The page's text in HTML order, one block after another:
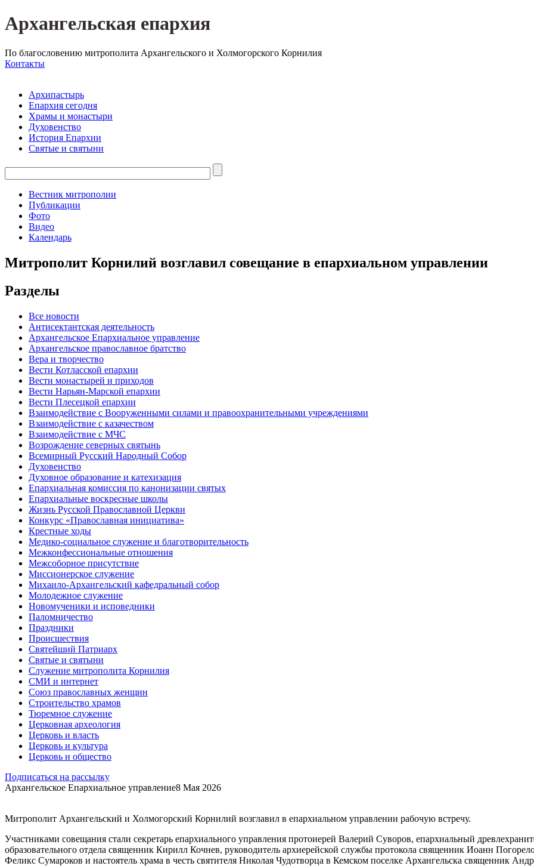
Архангельская епархия
По благословению митрополита Архангельского и Холмогорского Корнилия
Контакты
Архипастырь
Епархия сегодня
Храмы и монастыри
Духовенство
История Епархии
Святые и святыни
Вестник митрополии
Публикации
Фото
Видео
Календарь
Митрополит Корнилий возглавил совещание в епархиальном управлении
Разделы
Все новости
Антисектантская деятельность
Архангельское Епархиальное управление
Архангельское православное братство
Вера и творчество
Вести Котласской епархии
Вести монастырей и приходов
Вести Нарьян-Марской епархии
Вести Плесецкой епархии
Взаимодействие с Вооруженными силами и правоохранительными учреждениями
Взаимодействие с казачеством
Взаимодействие с МЧС
Возрождение северных святынь
Всемирный Русский Народный Собор
Духовенство
Духовное образование и катехизация
Епархиальная комиссия по канонизации святых
Епархиальные воскресные школы
Жизнь Русской Православной Церкви
Конкурс «Православная инициатива»
Крестные ходы
Медико-социальное служение и благотворительность
Межконфессиональные отношения
Межсоборное присутствие
Миссионерское служение
Михаило-Архангельский кафедральный собор
Молодежное служение
Новомученики и исповедники
Паломничество
Праздники
Происшествия
Святейший Патриарх
Святые и святыни
Служение митрополита Корнилия
СМИ и интернет
Союз православных женщин
Строительство храмов
Тюремное служение
Церковная археология
Церковь и власть
Церковь и культура
Церковь и общество
Подписаться на рассылку
Архангельское Епархиальное управление8 Мая 2026
Митрополит Архангельский и Холмогорский Корнилий возглавил в епархиальном управлении рабочую встречу.
Участниками совещания стали секретарь епархиального управления протоиерей Валерий Суворов, епархиальный
образовательного отдела священник Кирилл Кочнев, руководитель архиерейской службы протокола священник Иоанн
Феликс Сумароков и настоятель храма в честь святителя Николая Чудотворца в Кемском поселке Архангельска священник